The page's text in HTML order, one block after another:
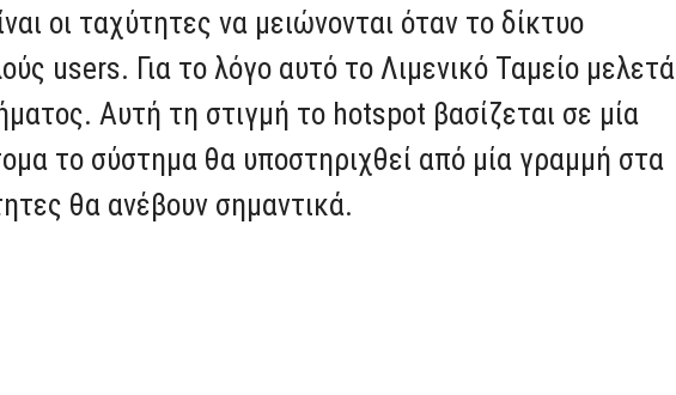
οι ταχύτητες να μειώνονται όταν το δίκτυο
users. Για το λόγο αυτό το Λιμενικό Ταμείο μελετά
Αυτή τη στιγμή το hotspot βασίζεται σε μία
το σύστημα θα υποστηριχθεί από μία γραμμή στα
θα ανέβουν σημαντικά.